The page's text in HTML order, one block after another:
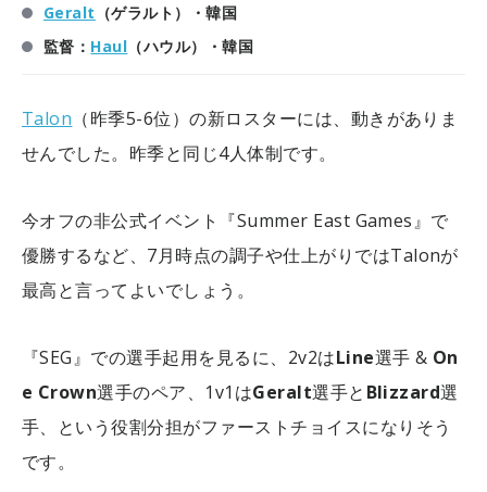
Geralt （ゲラルト）・韓国
監督： Haul （ハウル）・韓国
Talon （昨季5-6位）の新ロスターには、動きがありま
せんでした。昨季と同じ4人体制です。
今オフの非公式イベント『Summer East Games』で
優勝するなど、7月時点の調子や仕上がりではTalonが
最高と言ってよいでしょう。
『SEG』での選手起用を見るに、2v2はLine選手 & On
e Crown選手のペア、1v1はGeralt選手と Blizzard選
手、という役割分担がファーストチョイスになりそう
です。